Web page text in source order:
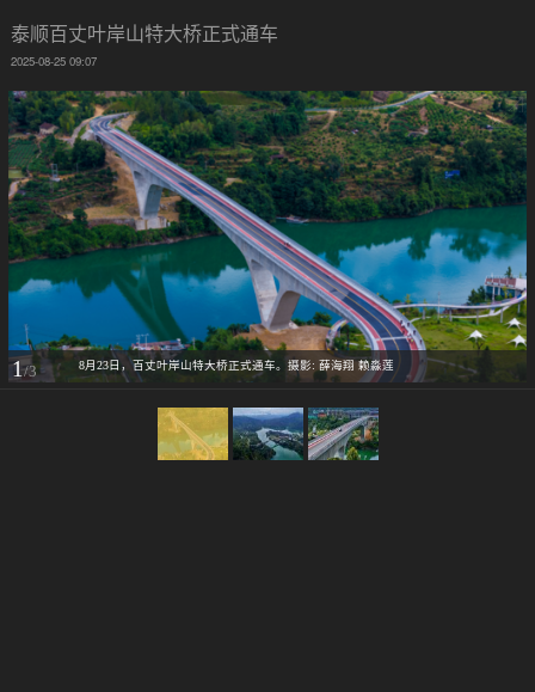
泰顺百丈叶岸山特大桥正式通车
2025-08-25 09:07
1/3 8月23日，百丈叶岸山特大桥正式通车。摄影: 薛海翔 赖淼莲